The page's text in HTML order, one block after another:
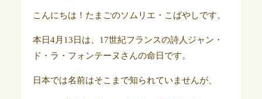
こんにちは！たまごのソムリエ・こばやしです。
本日4月13日は、17世紀フランスの詩人ジャン・
ド・ラ・フォンテーヌさんの命日です。
日本では名前はそこまで知られていませんが、